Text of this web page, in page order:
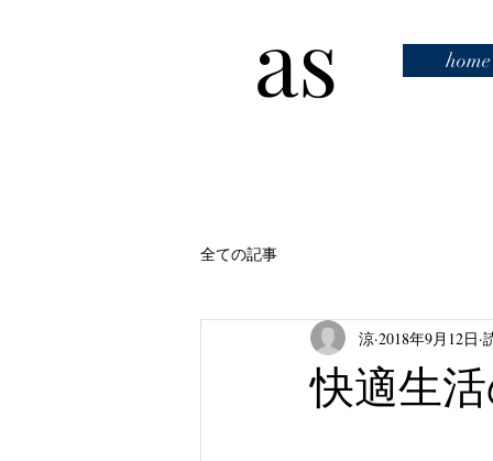
as home
全ての記事
快適生
涼 2018年9月12日